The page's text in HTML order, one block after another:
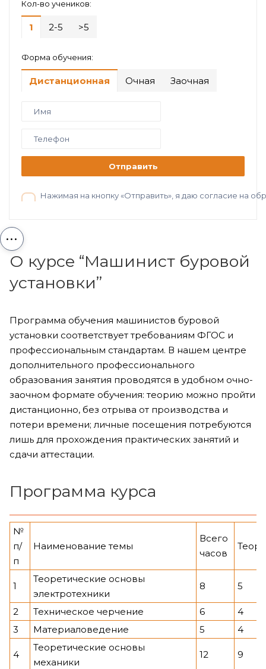
Кол-во учеников:
1 2-5 >5
Форма обучения:
Дистанционная Очная Заочная
Отправить
Нажимая на кнопку «Отправить», я даю согласие на
...
О курсе “Машинист буровой
установки”
Программа обучения машинистов буровой
установки соответствует требованиям ФГОС и
профессиональным стандартам. В нашем центре
дополнительного профессионального
образования занятия проводятся в удобном очно-
заочном формате обучения: теорию можно пройти
дистанционно, без отрыва от производства и
потери времени; личные посещения потребуются
лишь для прохождения практических занятий и
сдачи аттестации.
Программа курса
№
п/
п
Наименование темы
Всего
часов
1
Теоретические основы
электротехники
8 5
2 Техническое черчение 6
4
3
Материаловедение 5 4
4
Теоретические основы
механики
12 9